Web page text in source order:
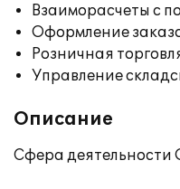
Взаиморасчеты с
Оформление
Розничная
Управление
Описание
Сфера деятельности